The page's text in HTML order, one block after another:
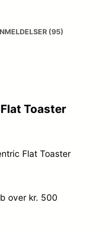
(95)
Toaster
Flat Toaster
over kr. 500